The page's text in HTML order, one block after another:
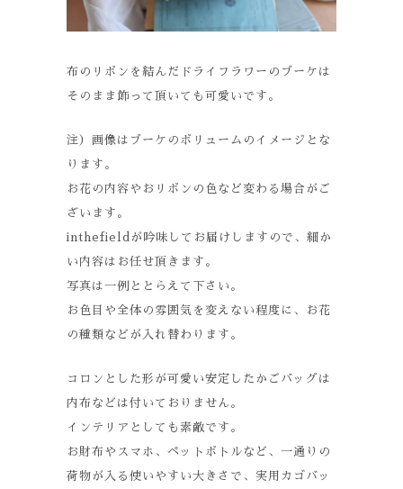
布のリボンを結んだドライフラワーのブーケは
そのまま飾って頂いても可愛いです。
注）画像はブーケのボリュームのイメージとな
ります。
お花の内容やおリボンの色など変わる場合がご
ざいます。
inthefieldが吟味してお届けしますので、細か
い内容はお任せ頂きます。
写真は一例ととらえて下さい。
お色目や全体の雰囲気を変えない程度に、お花
の種類などが入れ替わります。
コロンとした形が可愛い安定したかごバッグは
内布などは付いておりません。
インテリアとしても素敵です。
お財布やスマホ、ペットボトルなど、一通りの
荷物が入る使いやすい大きさで、実用カゴバッ